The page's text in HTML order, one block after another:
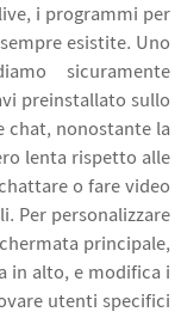
i programmi per
esistite. Uno
è sicuramente
preinstallato sullo
chat, nonostante la
lenta rispetto alle
o fare video
Per personalizzare
principale,
in alto, e modifica i
utenti specifici.